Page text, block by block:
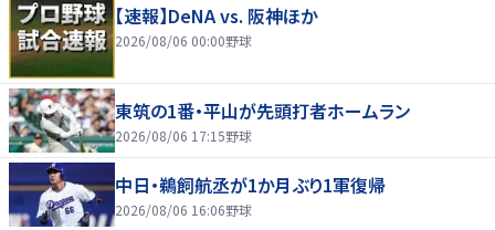
【速報】DeNA vs. 阪神ほか
2026/08/06 00:00野球
東筑の1番・平山が先頭打者ホームラン
2026/08/06 17:15野球
中日・鵜飼航丞が1か月ぶり1軍復帰
2026/08/06 16:06野球